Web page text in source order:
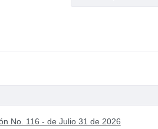
No. 116 - de Julio 31 de 2026